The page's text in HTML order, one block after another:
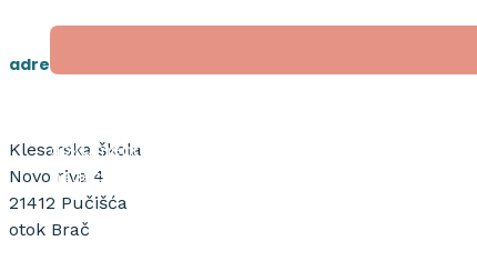
dokumenti
natječaji
adresa
Klesarska škola
Novo riva 4
21412 Pučišća
otok Brač